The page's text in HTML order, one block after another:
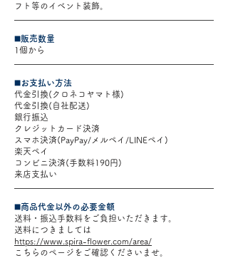
フト等のイベント装飾。
◼️販売数量
1個から
◼️お支払い方法
代金引換(クロネコヤマト様)
代金引換(自社配送)
銀行振込
クレジットカード決済
スマホ決済(PayPay/メルペイ/LINEペイ)
楽天ペイ
コンビニ決済(手数料190円)
来店支払い
◼️商品代金以外の必要金額
送料・振込手数料をご負担いただきます。
送料につきましては
https://www.spira-flower.com/area/
こちらのページをご確認くださいませ。